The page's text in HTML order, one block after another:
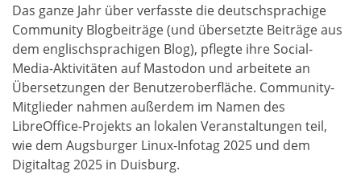
Das ganze Jahr über verfasste die deutschsprachige
Community Blogbeiträge (und übersetzte Beiträge aus
dem englischsprachigen Blog), pflegte ihre Social-
Media-Aktivitäten auf Mastodon und arbeitete an
Übersetzungen der Benutzeroberfläche. Community-
Mitglieder nahmen außerdem im Namen des
LibreOffice-Projekts an lokalen Veranstaltungen teil,
wie dem Augsburger Linux-Infotag 2025 und dem
Digitaltag 2025 in Duisburg.